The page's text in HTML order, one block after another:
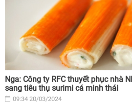
Nga: Công ty RFC thuyết phục nhà
sang tiêu thụ surimi cá minh thái
09:34 20/03/2024